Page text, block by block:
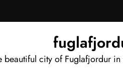
beautiful city of Fuglafjordur